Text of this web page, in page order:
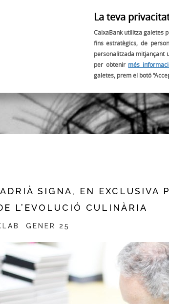
La teva
CaixaBank utilitza galetes
fins estratègics, de
personalitzada mitjançant
per obtenir més
galetes, prem el botó
SIGNA, EN EXCLUSIVA
L’EVOLUCIÓ CULINÀRIA
GENER 25